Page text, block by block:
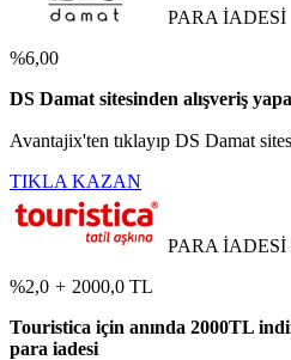
PARA İADESİ
%6,00
DS Damat sitesinden alışveriş
Avantajix'ten tıklayıp DS Damat
TIKLA KAZAN
PARA İADESİ
%2,0 + 2000,0 TL
Touristica için anında 2000TL
para iadesi